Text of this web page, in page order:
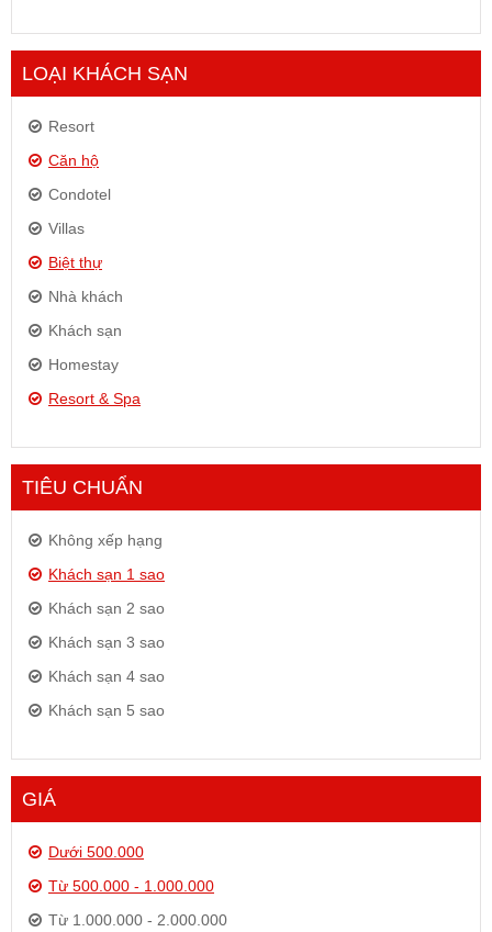
LOẠI KHÁCH SẠN
Resort
Căn hộ
Condotel
Villas
Biệt thự
Nhà khách
Khách sạn
Homestay
Resort & Spa
TIÊU CHUẨN
Không xếp hạng
Khách sạn 1 sao
Khách sạn 2 sao
Khách sạn 3 sao
Khách sạn 4 sao
Khách sạn 5 sao
GIÁ
Dưới 500.000
Từ 500.000 - 1.000.000
Từ 1.000.000 - 2.000.000